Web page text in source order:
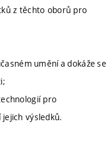
z těchto oborů pro
umění a dokáže se
pro
výsledků.